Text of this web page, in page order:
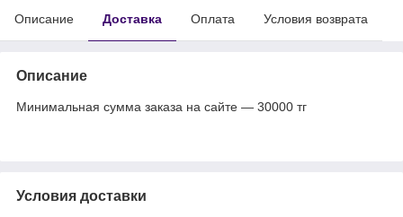
Описание Доставка Оплата Условия возврата
Описание
Минимальная сумма заказа на сайте — 30000 тг
Условия доставки